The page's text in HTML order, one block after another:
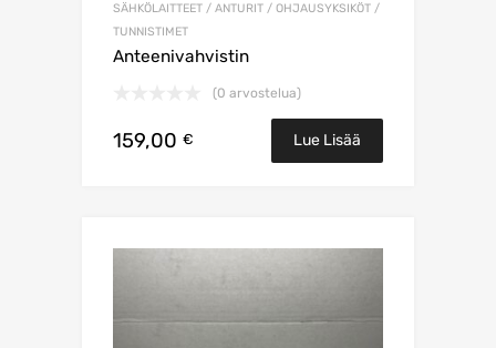
SÄHKÖLAITTEET / ANTURIT / OHJAUSYKSIKÖT /
TUNNISTIMET
Anteenivahvistin
(0 arvostelua)
159,00 € Lue Lisää